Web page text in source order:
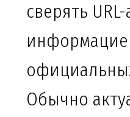
сверять
Обычно